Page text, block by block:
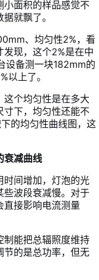
小面积的样品感觉不
就飘了。
、均匀性2%，看
现，这个2%是在中
设备测一块182mm的
以上了。
这个均匀性是在多大
寸下，均匀性还能不
的均匀性曲线图，这
衰减曲线
时间增加，灯泡的光
波段衰减慢。对于
直接影响电流测量
制能把总辐照度维持
节的是总功率，但无